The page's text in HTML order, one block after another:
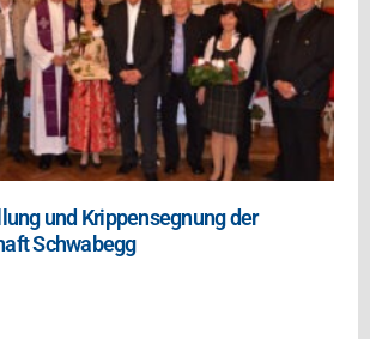
und Krippensegnung der
Schwabegg